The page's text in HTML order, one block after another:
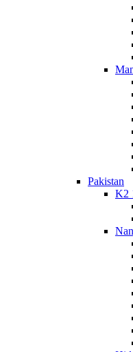
Pakistan
K2